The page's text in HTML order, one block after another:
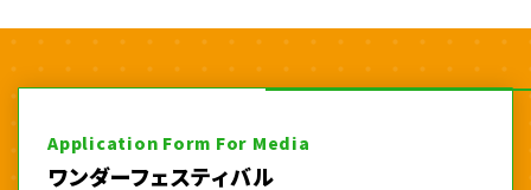
Application Form For Media
ワンダーフェスティバル